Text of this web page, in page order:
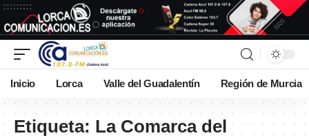
Inicio Lorca Valle del Guadalentín Región de Murcia
Etiqueta: La Comarca del